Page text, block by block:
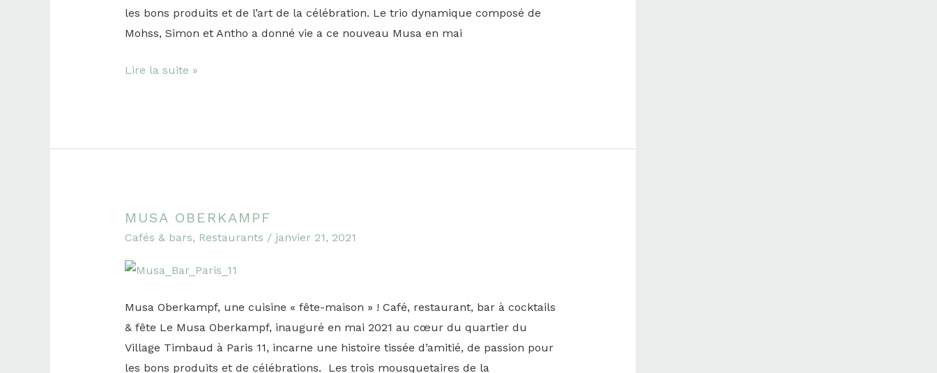
les bons produits et de l’art de la célébration. Le trio dynamique composé de
Mohss, Simon et Antho a donné vie a ce nouveau Musa en mai
Lire la suite »
MUSA OBERKAMPF
Cafés & bars, Restaurants / janvier 21, 2021
Musa Oberkampf, une cuisine « fête-maison » ! Café, restaurant, bar à cocktails
& fête Le Musa Oberkampf, inauguré en mai 2021 au cœur du quartier du
Village Timbaud à Paris 11, incarne une histoire tissée d’amitié, de passion pour
les bons produits et de célébrations. Les trois mousquetaires de la
Musa
Oberkampf